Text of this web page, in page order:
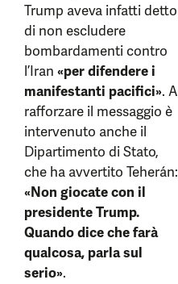
Trump aveva infatti detto
di non escludere
bombardamenti contro
l’Iran «per difendere i
manifestanti pacifici». A
rafforzare il messaggio è
intervenuto anche il
Dipartimento di Stato,
che ha avvertito Teherán:
«Non giocate con il
presidente Trump.
Quando dice che farà
qualcosa, parla sul
serio».